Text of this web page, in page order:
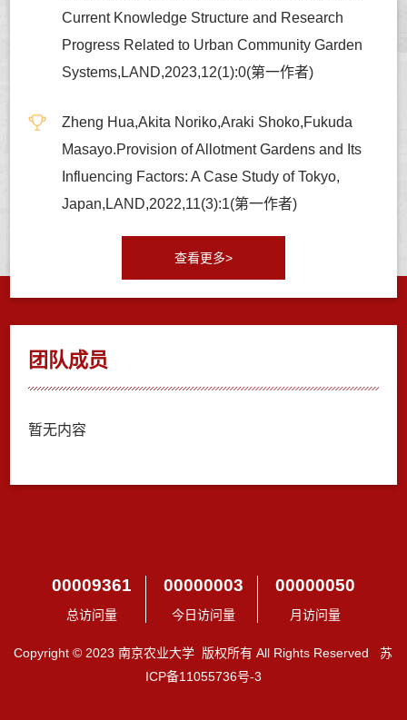
Current Knowledge Structure and Research
Progress Related to Urban Community Garden
Systems,LAND,2023,12(1):0(第一作者)
Zheng Hua,Akita Noriko,Araki Shoko,Fukuda
Masayo.Provision of Allotment Gardens and Its
Influencing Factors: A Case Study of Tokyo,
Japan,LAND,2022,11(3):1(第一作者)
查看更多>
团队成员
暂无内容
00009361
总访问量
00000003
今日访问量
00000050
月访问量
Copyright © 2023 南京农业大学 版权所有 All Rights Reserved 苏
ICP备11055736号-3